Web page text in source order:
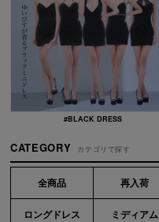
#BLACK DRESS
CATEGORY カテゴリで探す
全商品 再入荷
ロングドレス ミディアム